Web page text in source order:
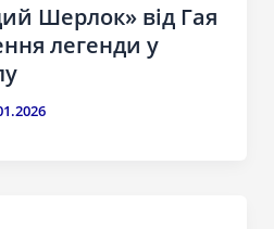
Шерлок» від Гая
легенди у